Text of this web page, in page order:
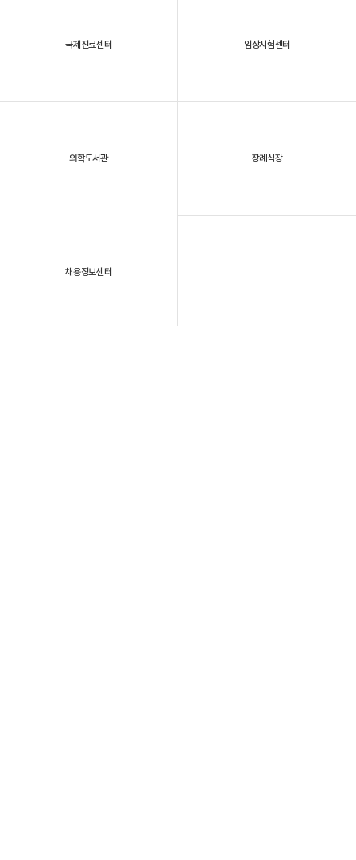
국제진료센터 임상시험센터
의학도서관 장례식장
채용정보센터